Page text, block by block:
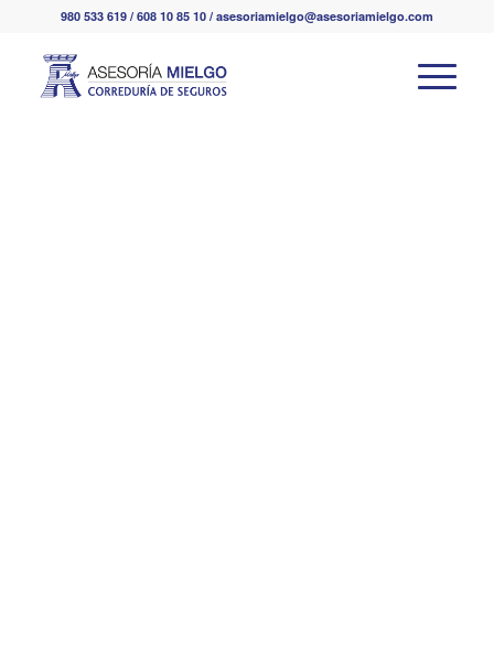
980 533 619 / 608 10 85 10 / asesoriamielgo@asesoriamielgo.com